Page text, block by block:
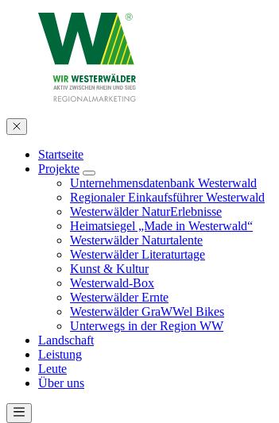
Startseite
Projekte
Unternehmensdatenbank Westerwald
Regionaler Einkaufsführer Westerwald
Westerwälder NaturErlebnisse
Heimatsiegel „Made in Westerwald“
Westerwälder Naturtalente
Westerwälder Literaturtage
Kunst & Kultur
Westerwald-Box
Westerwälder Ernte
Westerwälder GraWWel Bikes
Unterwegs in der Region WW
Landschaft
Leistung
Leute
Über uns